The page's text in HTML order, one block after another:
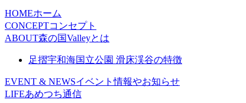
HOMEホーム
CONCEPTコンセプト
ABOUT森の国Valleyとは
足摺宇和海国立公園 滑床渓谷の特徴
EVENT & NEWSイベント情報やお知らせ
LIFEあめつち通信